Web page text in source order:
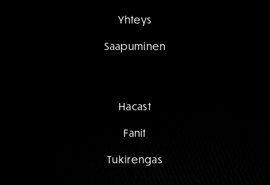
Yhteys
Saapuminen
Hacast
Fanit
Tukirengas